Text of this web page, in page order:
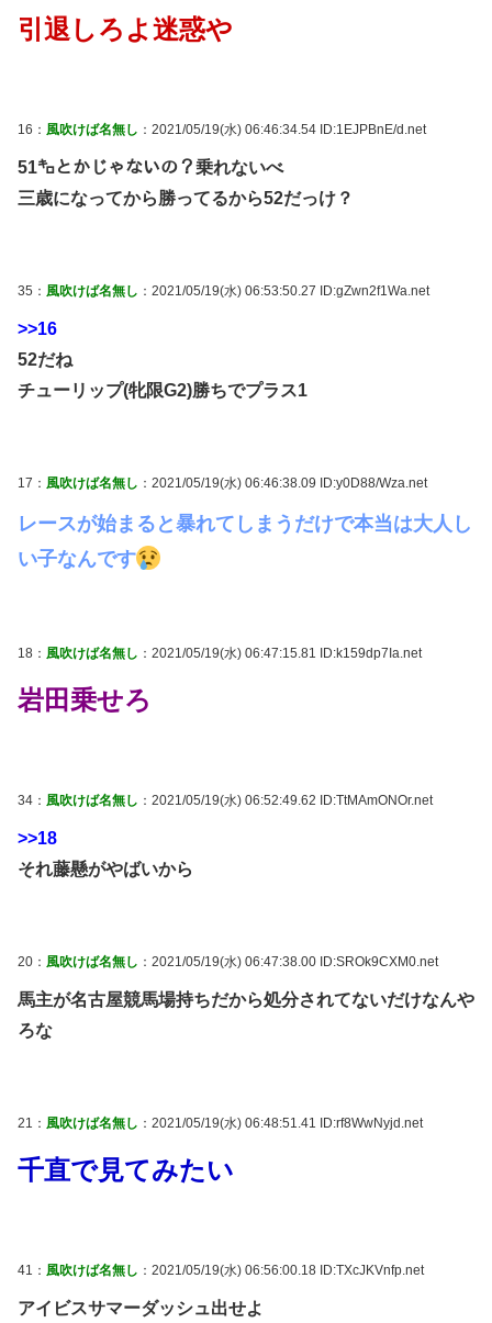
引退しろよ迷惑や
16： 風吹けば名無し ：2021/05/19(水) 06:46:34.54 ID:1EJPBnE/d.net
51㌔とかじゃないの？乗れないべ
三歳になってから勝ってるから52だっけ？
35： 風吹けば名無し ：2021/05/19(水) 06:53:50.27 ID:gZwn2f1Wa.net
>>16
52だね
チューリップ(牝限G2)勝ちでプラス1
17： 風吹けば名無し ：2021/05/19(水) 06:46:38.09 ID:y0D88/Wza.net
レースが始まると暴れてしまうだけで本当は大人し
い子なんです
18： 風吹けば名無し ：2021/05/19(水) 06:47:15.81 ID:k159dp7Ia.net
岩田乗せろ
34： 風吹けば名無し ：2021/05/19(水) 06:52:49.62 ID:TtMAmONOr.net
>>18
それ藤懸がやばいから
20： 風吹けば名無し ：2021/05/19(水) 06:47:38.00 ID:SROk9CXM0.net
馬主が名古屋競馬場持ちだから処分されてないだけなんや
ろな
21： 風吹けば名無し ：2021/05/19(水) 06:48:51.41 ID:rf8WwNyjd.net
千直で見てみたい
41： 風吹けば名無し ：2021/05/19(水) 06:56:00.18 ID:TXcJKVnfp.net
アイビスサマーダッシュ出せよ